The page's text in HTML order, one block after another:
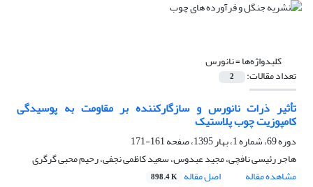
کلیدواژه‌ها =نانورس
تعداد مقالات: 2
تأثیر ذرات نانورس و سازگارکننده بر مقاومت به پوسیدگی
کامپوزیت چوب ‌پلاستیک
دوره 69، شماره 1، بهار 1395، صفحه
161-171
هاجر رئیسی نافچی، مجید عبدوس، سعید کاظمی نجفی، رحیم محبی گرگری
مشاهده مقاله
اصل مقاله 898.4 K